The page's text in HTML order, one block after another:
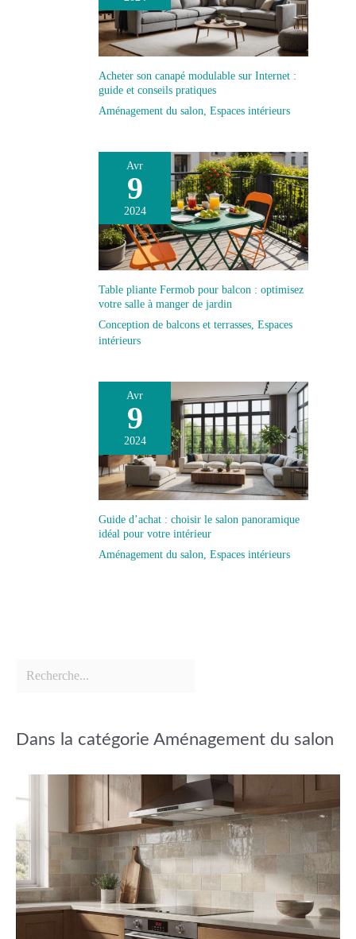
Acheter son canapé modulable sur Internet :
guide et conseils pratiques
Aménagement du salon, Espaces intérieurs
Avr
9
2024
Table pliante Fermob pour balcon : optimisez
votre salle à manger de jardin
Conception de balcons et terrasses, Espaces
intérieurs
Avr
9
2024
Guide d’achat : choisir le salon panoramique
idéal pour votre intérieur
Aménagement du salon, Espaces intérieurs
Dans la catégorie Aménagement du salon